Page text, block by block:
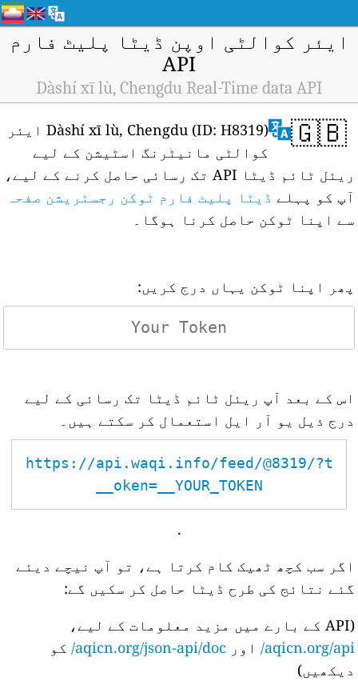
ایئر کوالٹی اوپن ڈیٹا پلیٹ فارم
API
Dàshí xī lù, Chengdu Real-Time data API
🇬🇧
Dàshí xī lù, Chengdu (ID: H8319) ایئر
کوالٹی مانیٹرنگ اسٹیشن کے لیے
ریئل ٹائم ڈیٹا API تک رسائی حاصل کرنے کے لیے،
آپ کو پہلے ڈیٹا پلیٹ فارم ٹوکن رجسٹریشن صفحہ
سے اپنا ٹوکن حاصل کرنا ہوگا۔
پھر اپنا ٹوکن یہاں درج کریں:
اس کے بعد آپ ریئل ٹائم ڈیٹا تک رسائی کے لیے
درج ذیل یو آر ایل استعمال کر سکتے ہیں۔
https://api.waqi.info/feed/@8319/?t
oken=__YOUR_TOKEN__
.
اگر سب کچھ ٹھیک کام کرتا ہے، تو آپ نیچے دیئے
گئے نتائج کی طرح ڈیٹا حاصل کر سکیں گے:
(API کے بارے میں مزید معلومات کے لیے،
aqicn.org/api/
اور aqicn.org/json-api/doc/ کو
دیکھیں)